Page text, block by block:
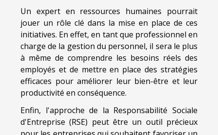
Un expert en ressources humaines pourrait
jouer un rôle clé dans la mise en place de ces
initiatives. En effet, en tant que professionnel en
charge de la gestion du personnel, il sera le plus
à même de comprendre les besoins réels des
employés et de mettre en place des stratégies
efficaces pour améliorer leur bien-être et leur
productivité en conséquence.
Enfin, l'approche de la Responsabilité Sociale
d'Entreprise (RSE) peut être un outil précieux